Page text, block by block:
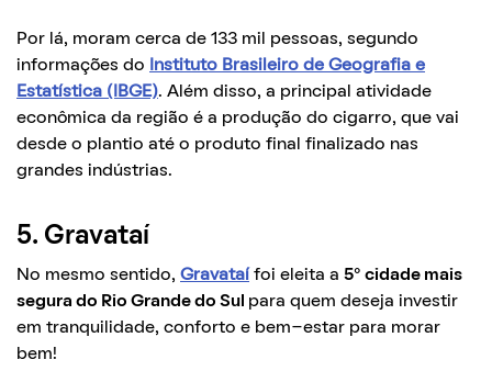
Por lá, moram cerca de 133 mil pessoas, segundo
informações do
Instituto Brasileiro de Geografia e
Estatística (IBGE). Além disso, a principal atividade
econômica da região é a produção do cigarro, que vai
desde o plantio até o produto final finalizado nas
grandes indústrias.
5. Gravataí
No mesmo sentido, Gravataí foi eleita a 5° cidade mais
segura do Rio Grande do Sul para quem deseja investir
em tranquilidade, conforto e bem-estar para morar
bem!